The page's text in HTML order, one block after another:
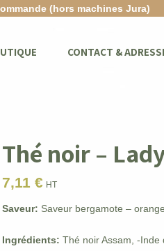
(hors machines Jura)
CONTACT &
Thé noir –
7,11€ HT
Saveur: Saveur bergamote –
Ingrédients:Thé noir Assam, -Inde